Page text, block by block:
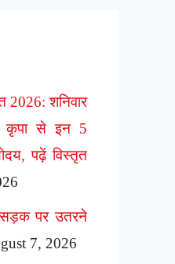
शनिवार
कृपा से इन 5
पढ़ें विस्तृत
पर उतरने
7, 2026